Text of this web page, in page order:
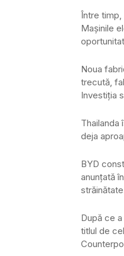
Între timp,
Mașinile
Noua
trecută,
Investiția
deja
BYD
anunțată
După ce
titlul de